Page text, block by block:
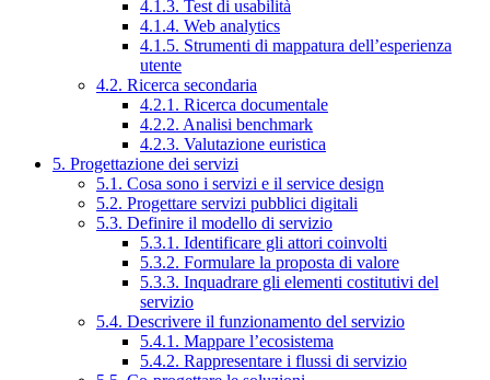
4.1.3. Test di usabilità
4.1.4. Web analytics
4.1.5. Strumenti di mappatura dell’esperienza
utente
4.2. Ricerca secondaria
4.2.1. Ricerca documentale
4.2.2. Analisi benchmark
4.2.3. Valutazione euristica
5. Progettazione dei servizi
5.1. Cosa sono i servizi e il service design
5.2. Progettare servizi pubblici digitali
5.3. Definire il modello di servizio
5.3.1. Identificare gli attori coinvolti
5.3.2. Formulare la proposta di valore
5.3.3. Inquadrare gli elementi costitutivi del
servizio
5.4. Descrivere il funzionamento del servizio
5.4.1. Mappare l’ecosistema
5.4.2. Rappresentare i flussi di servizio